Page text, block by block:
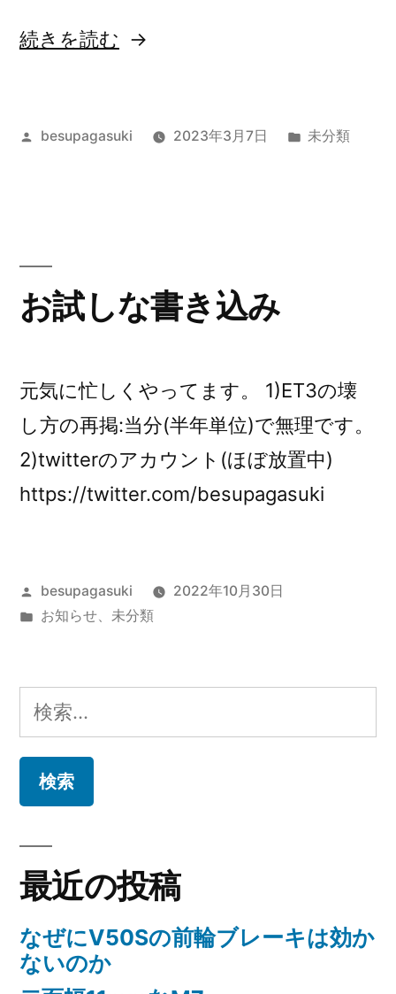
“et3
し
の
続きを読む
投
besupagasuki 2023年3月7日
カ
未分類
お試しな書き込み
元気に忙しくやってます。 1)ET3の壊
し方の再掲:当分(半年単位)で無理です。
2)twitterのアカウント(ほぼ放置中)
https://twitter.com/besupagasuki
投
稿
besupagasuki
2022年10月30日
カ
リ
ー:
お知らせ、 未分類
検
索:
最近の投稿
なぜにV50Sの前輪ブレーキは効か
ないのか